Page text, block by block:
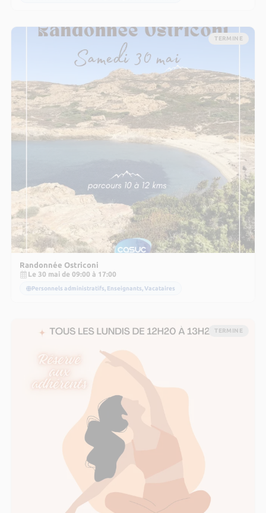
TERMINE
Randonnée Ostriconi
Le 30 mai de 09:00 à 17:00
Personnels administratifs, Enseignants, Vacataires
TERMINE